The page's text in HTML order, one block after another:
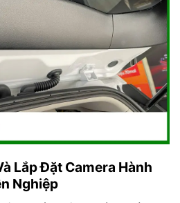
Lắp Đặt Camera Hành
Nghiệp